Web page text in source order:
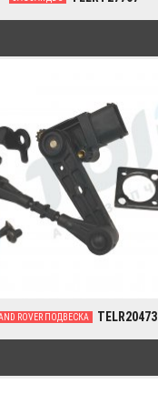
ROVER ПОДВЕСКА TELR20473